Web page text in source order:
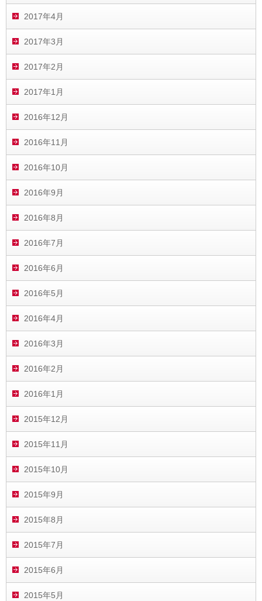
2017年4月
2017年3月
2017年2月
2017年1月
2016年12月
2016年11月
2016年10月
2016年9月
2016年8月
2016年7月
2016年6月
2016年5月
2016年4月
2016年3月
2016年2月
2016年1月
2015年12月
2015年11月
2015年10月
2015年9月
2015年8月
2015年7月
2015年6月
2015年5月